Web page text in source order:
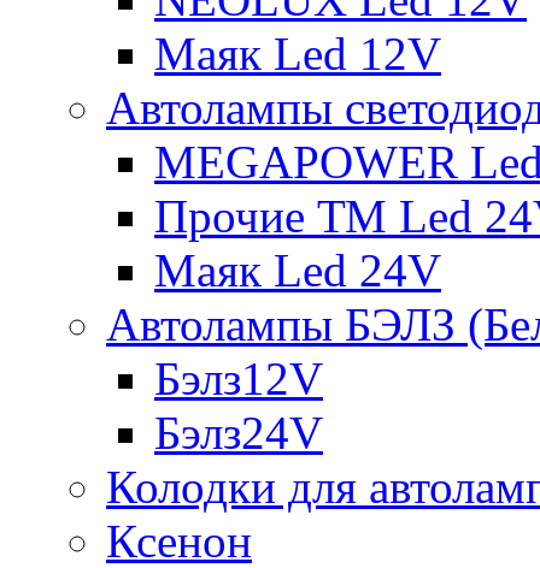
Маяк Led 12V
Автолампы
MEGAPOWER
Прочие ТМ Led
Маяк Led 24V
Автолампы БЭЛЗ
Бэлз12V
Бэлз24V
Колодки для
Ксенон